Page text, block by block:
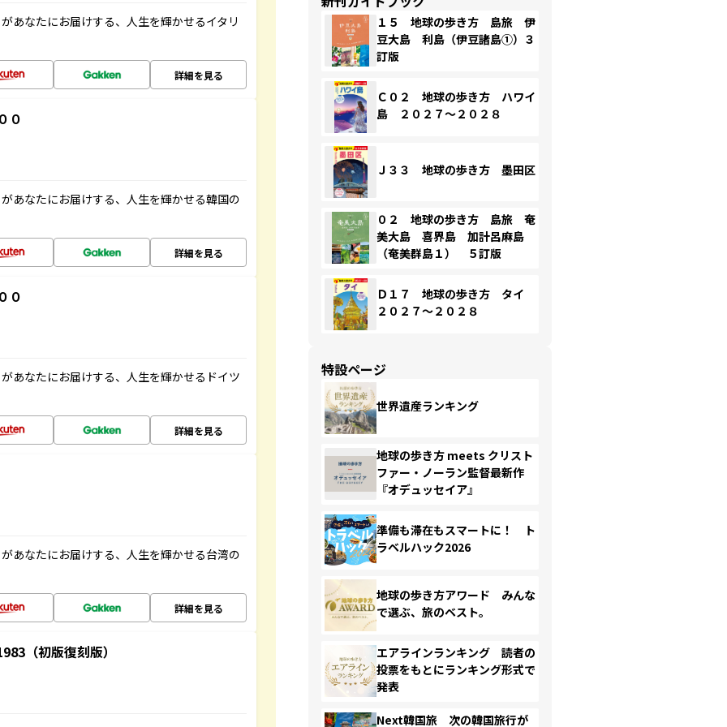
あなたにお届けする、人生を輝かせるイタリ
詳細を見る
０
あなたにお届けする、人生を輝かせる韓国の
詳細を見る
０
あなたにお届けする、人生を輝かせるドイツ
詳細を見る
あなたにお届けする、人生を輝かせる台湾の
詳細を見る
（初版復刻版）
１５ 地球の歩き方 島旅 伊
豆大島 利島（伊豆諸島①）３
訂版
Ｃ０２ 地球の歩き方 ハワイ
島 ２０２７～２０２８
Ｊ３３ 地球の歩き方 墨田区
０２ 地球の歩き方 島旅 奄
美大島 喜界島 加計呂麻島
（奄美群島１） ５訂版
Ｄ１７ 地球の歩き方 タイ
２０２７～２０２８
特設ページ
世界遺産ランキング
地球の歩き方 meets クリスト
ファー・ノーラン監督最新作
『オデュッセイア』
準備も滞在もスマートに！ ト
ラベルハック2026
地球の歩き方アワード みんな
で選ぶ、旅のベスト。
エアラインランキング 読者の
投票をもとにランキング形式で
発表
Next韓国旅 次の韓国旅行が